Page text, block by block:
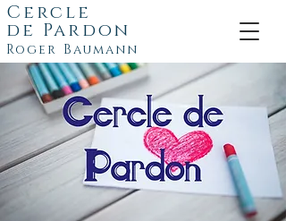
Cercle
de Pardon
Roger Baumann